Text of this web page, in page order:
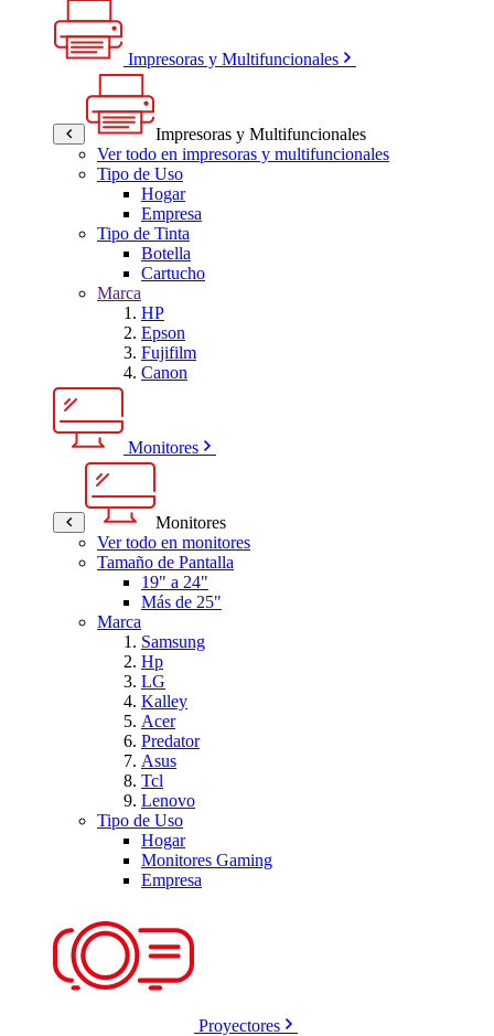
Impresoras y Multifuncionales
Impresoras y Multifuncionales
Ver todo en impresoras y multifuncionales
Tipo de Uso
Hogar
Empresa
Tipo de Tinta
Botella
Cartucho
Marca
HP
Epson
Fujifilm
Canon
Monitores
Monitores
Ver todo en monitores
Tamaño de Pantalla
19" a 24"
Más de 25"
Marca
Samsung
Hp
LG
Kalley
Acer
Predator
Asus
Tcl
Lenovo
Tipo de Uso
Hogar
Monitores Gaming
Empresa
Proyectores